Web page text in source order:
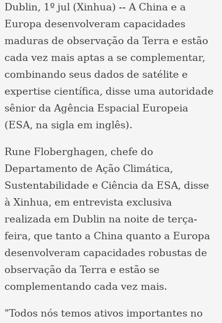
Dublin, 1º jul (Xinhua) -- A China e a
Europa desenvolveram capacidades
maduras de observação da Terra e estão
cada vez mais aptas a se complementar,
combinando seus dados de satélite e
expertise científica, disse uma autoridade
sênior da Agência Espacial Europeia
(ESA, na sigla em inglês).
Rune Floberghagen, chefe do
Departamento de Ação Climática,
Sustentabilidade e Ciência da ESA, disse
à Xinhua, em entrevista exclusiva
realizada em Dublin na noite de terça-
feira, que tanto a China quanto a Europa
desenvolveram capacidades robustas de
observação da Terra e estão se
complementando cada vez mais.
"Todos nós temos ativos importantes no